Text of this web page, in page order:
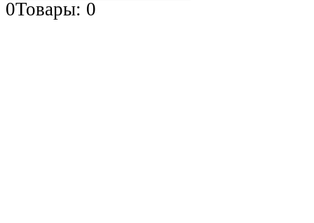
0Товары: 0